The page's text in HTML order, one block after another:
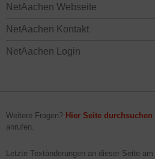
NetAachen Webseite
NetAachen Kontakt
NetAachen Login
Weitere Fragen? Hier Seite durchsuchen
anrufen.
Letzte Textänderungen an dieser Seite am